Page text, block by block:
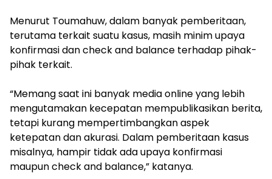
Menurut Toumahuw, dalam banyak pemberitaan,
terutama terkait suatu kasus, masih minim upaya
konfirmasi dan check and balance terhadap pihak-
pihak terkait.
“Memang saat ini banyak media online yang lebih
mengutamakan kecepatan mempublikasikan berita,
tetapi kurang mempertimbangkan aspek
ketepatan dan akurasi. Dalam pemberitaan kasus
misalnya, hampir tidak ada upaya konfirmasi
maupun check and balance,” katanya.